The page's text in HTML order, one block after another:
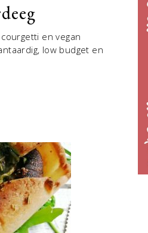
en vegan
low budget en